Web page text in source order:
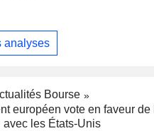
analyses
Bourse
européen vote en faveur de
avec les États-Unis